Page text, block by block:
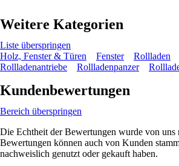
Weitere Kategorien
Liste überspringen
Holz, Fenster & Türen
Fenster Rollladen
Rollladenantriebe
Rollladenpanzer
Kundenbewertungen
Bereich überspringen
Die Echtheit der Bewertungen wurde von uns
Bewertungen können auch von Kunden
nachweislich genutzt oder gekauft haben.